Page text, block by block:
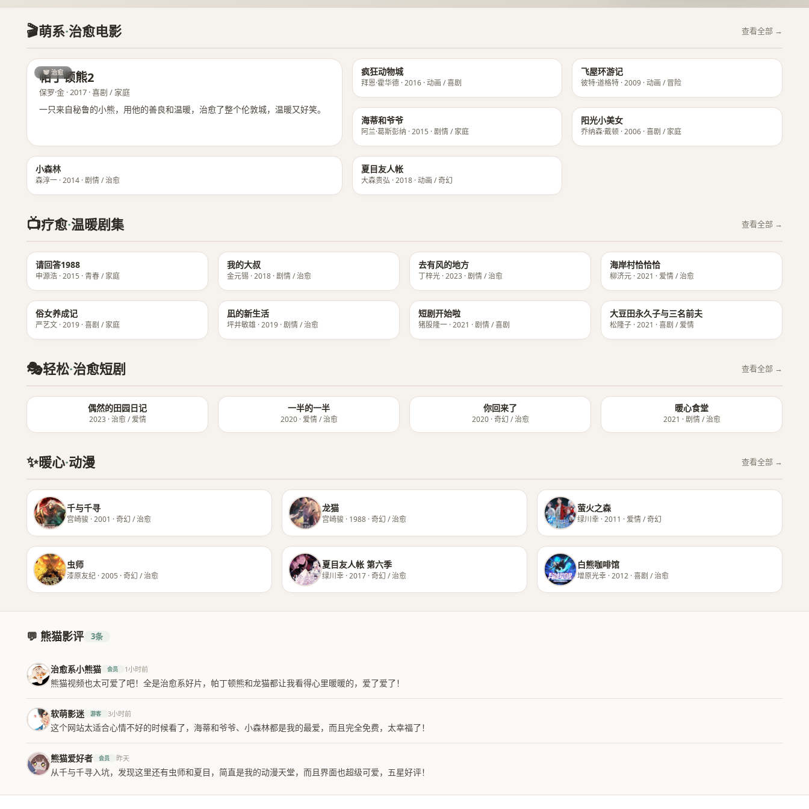
🎬萌系·治愈电影 查看全部 →
🐼 治愈
帕丁顿熊2
保罗·金 · 2017 · 喜剧 / 家庭
一只来自秘鲁的小熊，用他的善良和温暖，治愈了整个伦敦城，温暖又好笑。
疯狂动物城
拜恩·霍华德 · 2016 · 动画 / 喜剧
飞屋环游记
彼特·道格特 · 2009 · 动画 / 冒险
海蒂和爷爷
阿兰·葛斯彭纳 · 2015 · 剧情 / 家庭
阳光小美女
乔纳森·戴顿 · 2006 · 喜剧 / 家庭
小森林
森淳一 · 2014 · 剧情 / 治愈
夏目友人帐
大森贵弘 · 2018 · 动画 / 奇幻
📺疗愈·温暖剧集 查看全部 →
请回答1988
申源浩 · 2015 · 青春 / 家庭
我的大叔
金元锡 · 2018 · 剧情 / 治愈
去有风的地方
丁梓光 · 2023 · 剧情 / 治愈
海岸村恰恰恰
柳济元 · 2021 · 爱情 / 治愈
★ 8.7
俗女养成记
严艺文 · 2019 · 喜剧 / 家庭
★ 8.6
凪的新生活
坪井敏雄 · 2019 · 剧情 / 治愈
★ 8.5
短剧开始啦
猪股隆一 · 2021 · 剧情 / 喜剧
★ 8.4
大豆田永久子与三名前夫
松隆子 · 2021 · 喜剧 / 爱情
🎭轻松·治愈短剧 查看全部 →
偶然的田园日记
2023 · 治愈 / 爱情
一半的一半
2020 · 爱情 / 治愈
你回来了
2020 · 奇幻 / 治愈
暖心食堂
2021 · 剧情 / 治愈
✨暖心·动漫 查看全部 →
千与千寻
宫崎骏 · 2001 · 奇幻 / 治愈
龙猫
宫崎骏 · 1988 · 奇幻 / 治愈
萤火之森
绿川幸 · 2011 · 爱情 / 奇幻
虫师
漆原友纪 · 2005 · 奇幻 / 治愈
夏目友人帐 第六季
绿川幸 · 2017 · 奇幻 / 治愈
白熊咖啡馆
增原光幸 · 2012 · 喜剧 / 治愈
💬 熊猫影评 3条
治愈系小熊猫 会员 1小时前
熊猫视频也太可爱了吧！全是治愈系好片，帕丁顿熊和龙猫都让我看得心里暖暖的，爱了爱了！
软萌影迷 游客 3小时前
这个网站太适合心情不好的时候看了，海蒂和爷爷、小森林都是我的最爱，而且完全免费，太幸福了！
熊猫爱好者 会员 昨天
从千与千寻入坑，发现这里还有虫师和夏目，简直是我的动漫天堂，而且界面也超级可爱，五星好评！